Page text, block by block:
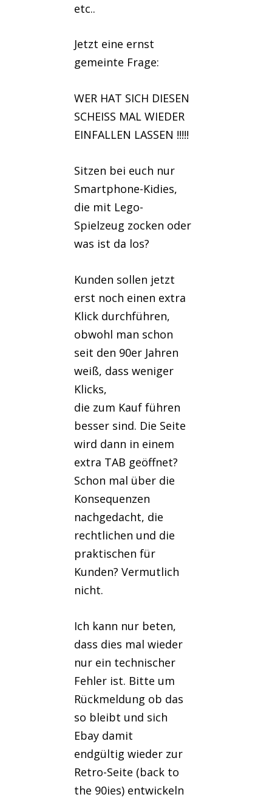
etc..
Jetzt eine ernst
gemeinte Frage:
WER HAT SICH DIESEN
SCHEISS MAL WIEDER
EINFALLEN LASSEN !!!!!
Sitzen bei euch nur
Smartphone-Kidies,
die mit Lego-
Spielzeug zocken oder
was ist da los?
Kunden sollen jetzt
erst noch einen extra
Klick durchführen,
obwohl man schon
seit den 90er Jahren
weiß, dass weniger
Klicks,
die zum Kauf führen
besser sind. Die Seite
wird dann in einem
extra TAB geöffnet?
Schon mal über die
Konsequenzen
nachgedacht, die
rechtlichen und die
praktischen für
Kunden? Vermutlich
nicht.
Ich kann nur beten,
dass dies mal wieder
nur ein technischer
Fehler ist. Bitte um
Rückmeldung ob das
so bleibt und sich
Ebay damit
endgültig wieder zur
Retro-Seite (back to
the 90ies) entwickeln